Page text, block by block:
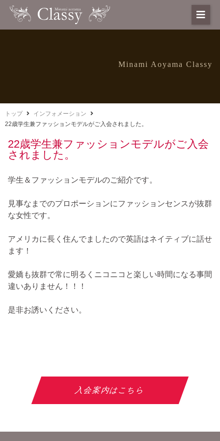
Minami Aoyama Classy
トップ
インフォメーション
22歳学生兼ファッションモデルがご入会されました。
22歳学生兼ファッションモデルがご入会
されました。
学生＆ファッションモデルのご紹介です。
見事なまでのプロポーションにファッションセンスが抜群
な女性です。
アメリカに長く住んでましたので英語はネイティブに話せ
ます！
愛嬌も抜群で常に明るくニコニコと楽しい時間になる事間
違いありません！！！
是非お誘いください。
入会案内はこちら